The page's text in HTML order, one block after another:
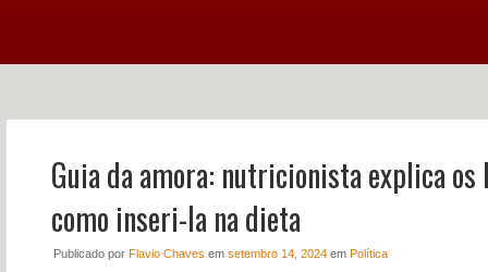
NOTÍCIAS PERFIL
Guia da amora: nutricionista explica
como inseri-la na dieta
Publicado por Flavio Chaves em setembro 14, 2024em Política